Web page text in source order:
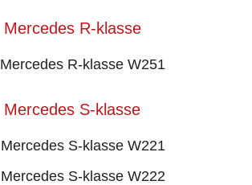
Mercedes R-klasse
Mercedes R-klasse W251
Mercedes S-klasse
Mercedes S-klasse W221
Mercedes S-klasse W222